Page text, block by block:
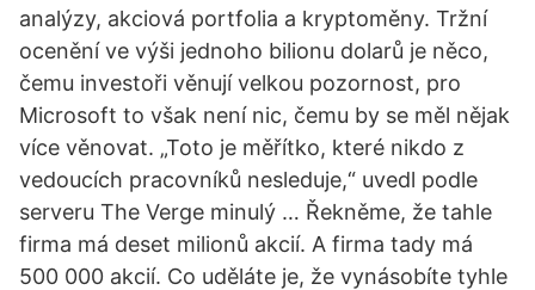
analýzy, akciová portfolia a kryptoměny. Tržní
ocenění ve výši jednoho bilionu dolarů je něco,
čemu investoři věnují velkou pozornost, pro
Microsoft to však není nic, čemu by se měl nějak
více věnovat. „Toto je měřítko, které nikdo z
vedoucích pracovníků nesleduje,“ uvedl podle
serveru The Verge minulý … Řekněme, že tahle
firma má deset milionů akcií. A firma tady má
500 000 akcií. Co uděláte je, že vynásobíte tyhle